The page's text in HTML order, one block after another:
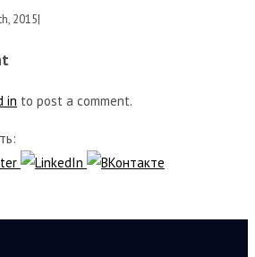
2015|
in to post a comment.